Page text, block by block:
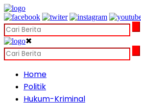
✖
Home
Politik
Hukum-Kriminal